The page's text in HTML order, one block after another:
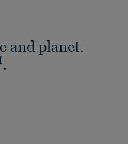
and planet.
.